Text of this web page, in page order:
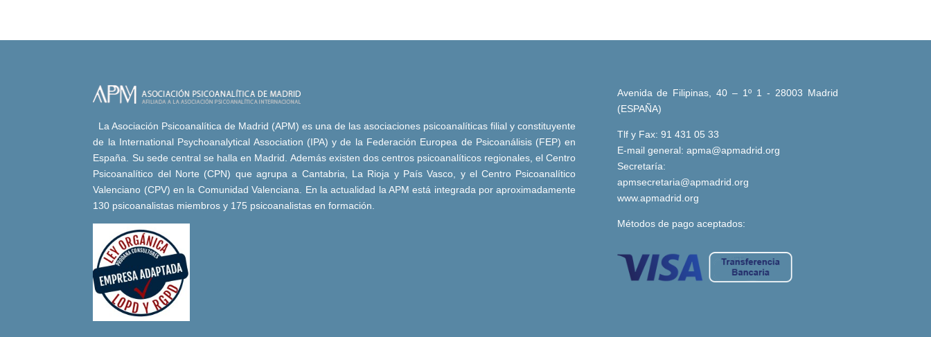
La Asociación Psicoanalítica de Madrid (APM) es una de las asociaciones psicoanalíticas filial y constituyente
de la International Psychoanalytical Association (IPA) y de la Federación Europea de Psicoanálisis (FEP) en
España. Su sede central se halla en Madrid. Además existen dos centros psicoanalíticos regionales, el Centro
Psicoanalítico del Norte (CPN) que agrupa a Cantabria, La Rioja y País Vasco, y el Centro Psicoanalítico
Valenciano (CPV) en la Comunidad Valenciana. En la actualidad la APM está integrada por aproximadamente
130 psicoanalistas miembros y 175 psicoanalistas en formación.
Avenida de Filipinas, 40 – 1º 1 - 28003 Madrid
(ESPAÑA)
Tlf y Fax: 91 431 05 33
E-mail general: apma@apmadrid.org
Secretaría:
apmsecretaria@apmadrid.org
www.apmadrid.org
Métodos de pago aceptados: